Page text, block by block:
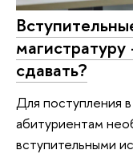
сдавать?
Для поступления
абитуриентам
вступительными